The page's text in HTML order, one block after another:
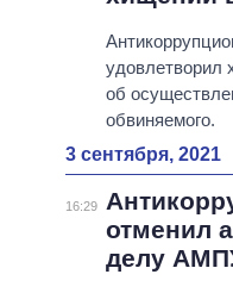
удовлетворил
об
обвиняемого.
3 сентября, 2021
16:29
отменил
делу